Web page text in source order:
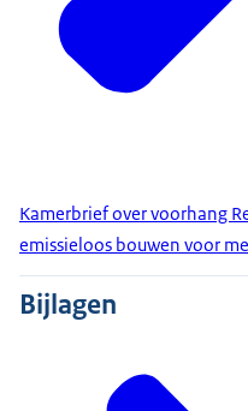
Kamerbrief over voorhang
emissieloos bouwen voor
Bijlagen